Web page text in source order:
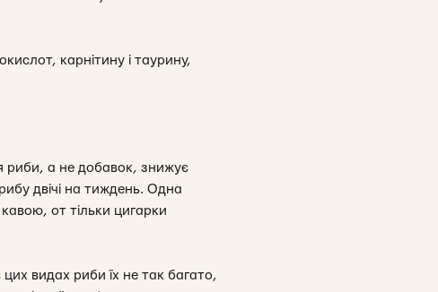
карнітину і таурину,
риби, а не добавок, знижує
двічі на тиждень. Одна
от тільки цигарки
видах риби їх не так багато,